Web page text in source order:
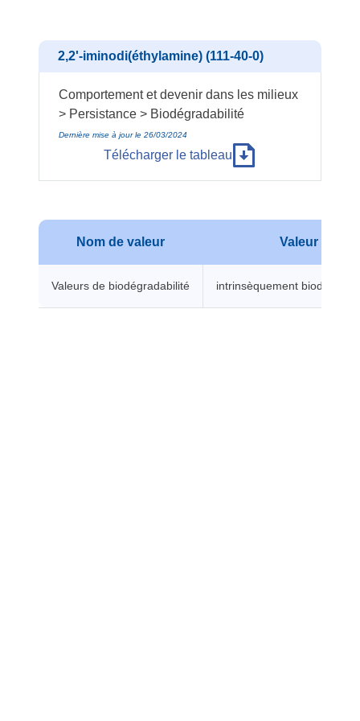
2,2'-iminodi(éthylamine) (111-40-0)
Comportement et devenir dans les milieux
> Persistance > Biodégradabilité
Dernière mise à jour le 26/03/2024
Télécharger le tableau
Nom de valeur Valeur
Valeurs de biodégradabilité intrinsèquement